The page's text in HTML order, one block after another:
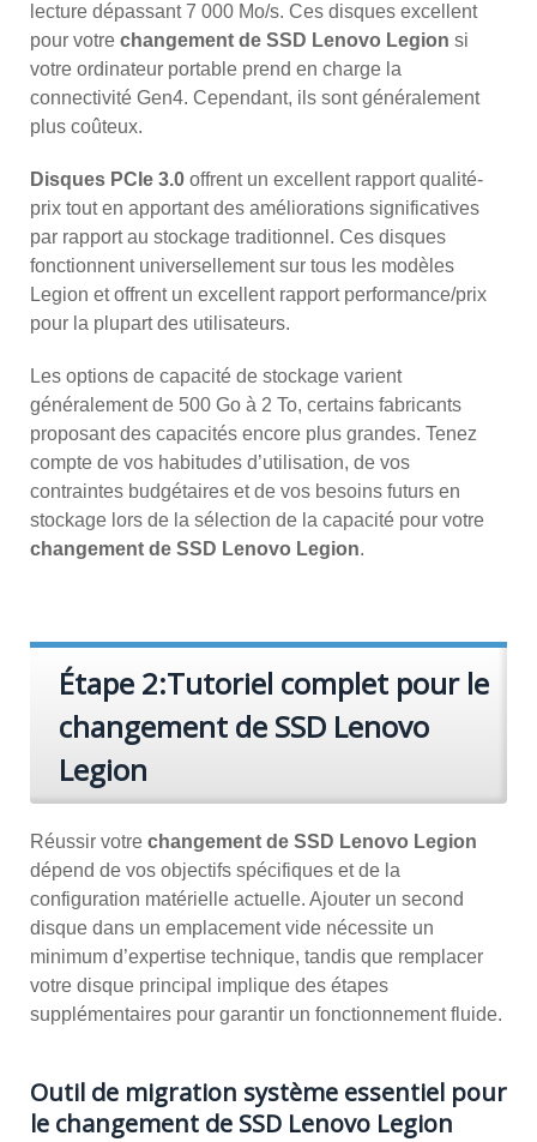
lecture dépassant 7 000 Mo/s. Ces disques excellent
pour votre changement de SSD Lenovo Legion si
votre ordinateur portable prend en charge la
connectivité Gen4. Cependant, ils sont généralement
plus coûteux.
Disques PCIe 3.0 offrent un excellent rapport qualité-
prix tout en apportant des améliorations significatives
par rapport au stockage traditionnel. Ces disques
fonctionnent universellement sur tous les modèles
Legion et offrent un excellent rapport performance/prix
pour la plupart des utilisateurs.
Les options de capacité de stockage varient
généralement de 500 Go à 2 To, certains fabricants
proposant des capacités encore plus grandes. Tenez
compte de vos habitudes d’utilisation, de vos
contraintes budgétaires et de vos besoins futurs en
stockage lors de la sélection de la capacité pour votre
changement de SSD Lenovo Legion.
Étape 2:Tutoriel complet pour le
changement de SSD Lenovo
Legion
Réussir votre changement de SSD Lenovo Legion
dépend de vos objectifs spécifiques et de la
configuration matérielle actuelle. Ajouter un second
disque dans un emplacement vide nécessite un
minimum d’expertise technique, tandis que remplacer
votre disque principal implique des étapes
supplémentaires pour garantir un fonctionnement fluide.
Outil de migration système essentiel pour
le changement de SSD Lenovo Legion